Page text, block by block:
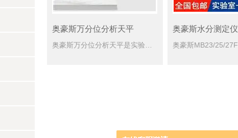
奥豪斯万分位分析天平 奥豪斯水分测定仪